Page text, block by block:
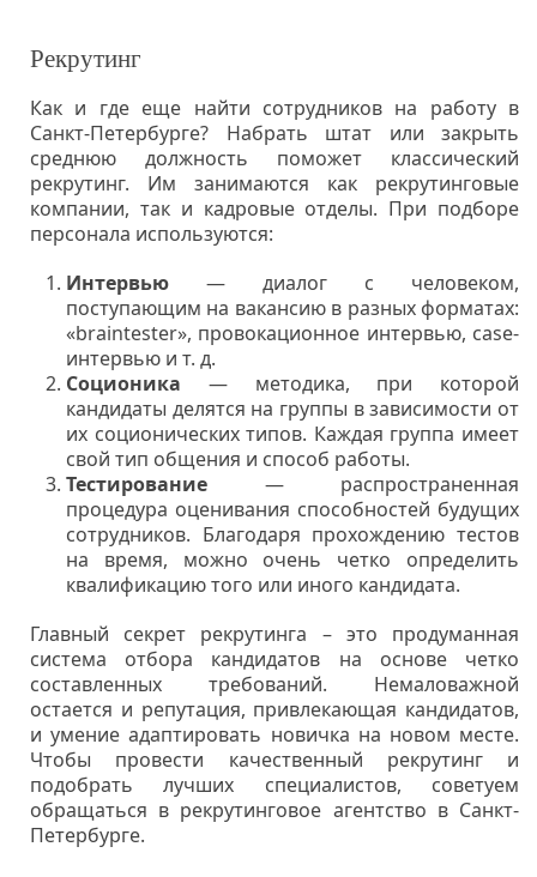
Рекрутинг
Как и где еще найти сотрудников на работу в
Санкт-Петербурге? Набрать штат или закрыть
среднюю должность поможет классический
рекрутинг. Им занимаются как рекрутинговые
компании, так и кадровые отделы. При подборе
персонала используются:
Интервью — диалог с человеком,
поступающим на вакансию в разных форматах:
«braintester», провокационное интервью, case-
интервью и т. д.
Соционика — методика, при которой
кандидаты делятся на группы в зависимости от
их соционических типов. Каждая группа имеет
свой тип общения и способ работы.
Тестирование — распространенная
процедура оценивания способностей будущих
сотрудников. Благодаря прохождению тестов
на время, можно очень четко определить
квалификацию того или иного кандидата.
Главный секрет рекрутинга – это продуманная
система отбора кандидатов на основе четко
составленных требований. Немаловажной
остается и репутация, привлекающая кандидатов,
и умение адаптировать новичка на новом месте.
Чтобы провести качественный рекрутинг и
подобрать лучших специалистов, советуем
обращаться в рекрутинговое агентство в Санкт-
Петербурге.